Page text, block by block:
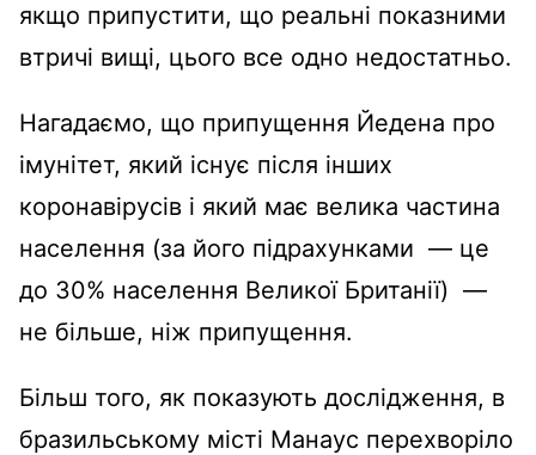
якщо припустити, що реальні показними
втричі вищі, цього все одно недостатньо.
Нагадаємо, що припущення Йедена про
імунітет, який існує після інших
коронавірусів і який має велика частина
населення (за його підрахунками — це
до 30% населення Великої Британії) —
не більше, ніж припущення.
Більш того, як показують дослідження, в
бразильському місті Манаус перехворіло